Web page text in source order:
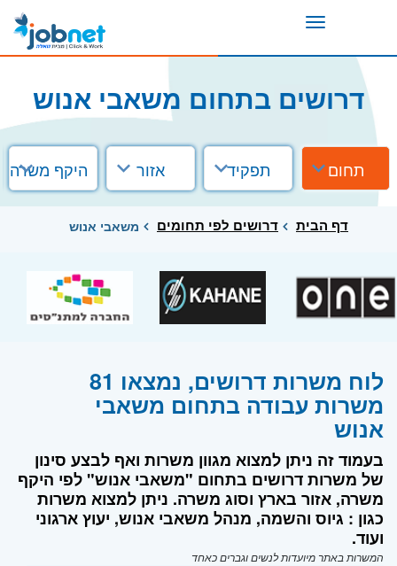
Toggle
דרושים בתחום משאבי אנוש
תחום תפקיד אזור היקף משרה
דף הבית דרושים לפי תחומים משאבי אנוש
לוח משרות דרושים, נמצאו 81
משרות עבודה בתחום משאבי
אנוש
בעמוד זה ניתן למצוא מגוון משרות ואף לבצע סינון
של משרות דרושים בתחום "משאבי אנוש" לפי היקף
משרה, אזור בארץ וסוג משרה. ניתן למצוא משרות
כגון : גיוס והשמה, מנהל משאבי אנוש, יעוץ ארגוני
ועוד.
המשרות באתר מיועדות לנשים וגברים כאחד